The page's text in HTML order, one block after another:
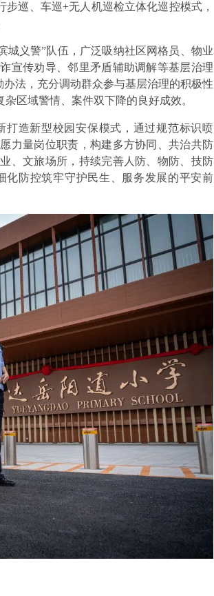
巡、车巡+无人机巡检立体化巡控模式，
城义警”队伍，广泛吸纳社区网格员、物业
宣传劝导、邻里矛盾辅助调解等基层治理
法，充分调动群众参与基层治理的积极性
区域警情、案件双下降的良好成效。
打造新型校园安保模式，通过规范标识喷
力量岗位职责，构建多方协同、共治共防
、文旅场所，持续完善人防、物防、技防
化防控筑牢守护民生、服务发展的平安前